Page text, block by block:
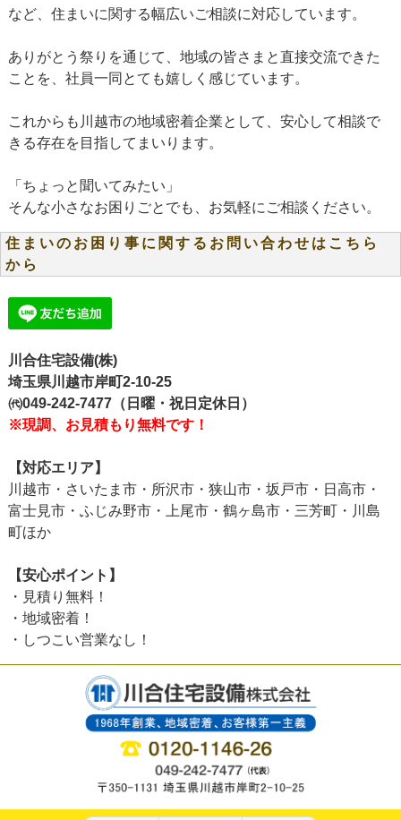
など、住まいに関する幅広いご相談に対応しています。
ありがとう祭りを通じて、地域の皆さまと直接交流できた
ことを、社員一同とても嬉しく感じています。
これからも川越市の地域密着企業として、安心して相談で
きる存在を目指してまいります。
「ちょっと聞いてみたい」
そんな小さなお困りごとでも、お気軽にご相談ください。
住まいのお困り事に関するお問い合わせはこちら
から
川合住宅設備(株)
埼玉県川越市岸町2-10-25
㈹049-242-7477（日曜・祝日定休日）
※現調、お見積もり無料です！
【対応エリア】
川越市・さいたま市・所沢市・狭山市・坂戸市・日高市・
富士見市・ふじみ野市・上尾市・鶴ヶ島市・三芳町・川島
町ほか
【安心ポイント】
・見積り無料！
・地域密着！
・しつこい営業なし！